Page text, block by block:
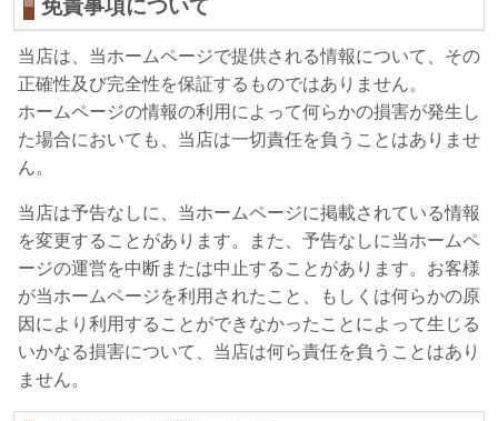
免責事項について
当店は、当ホームページで提供される情報について、その
正確性及び完全性を保証するものではありません。
ホームページの情報の利用によって何らかの損害が発生し
た場合においても、当店は一切責任を負うことはありませ
ん。
当店は予告なしに、当ホームページに掲載されている情報
を変更することがあります。また、予告なしに当ホームペ
ージの運営を中断または中止することがあります。お客様
が当ホームページを利用されたこと、もしくは何らかの原
因により利用することができなかったことによって生じる
いかなる損害について、当店は何ら責任を負うことはあり
ません。